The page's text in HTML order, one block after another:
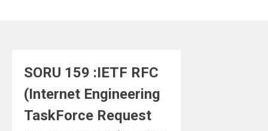
SORU 159 :IETF RFC
(Internet Engineering
TaskForce Request